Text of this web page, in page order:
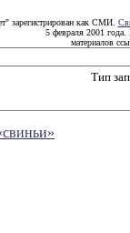
зарегистрирован как СМИ.
5 февраля 2001
материалов
Тип